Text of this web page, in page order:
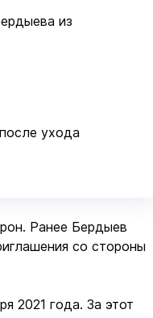
из
ухода
Ранее Бердыев
со стороны
2021 года. За этот